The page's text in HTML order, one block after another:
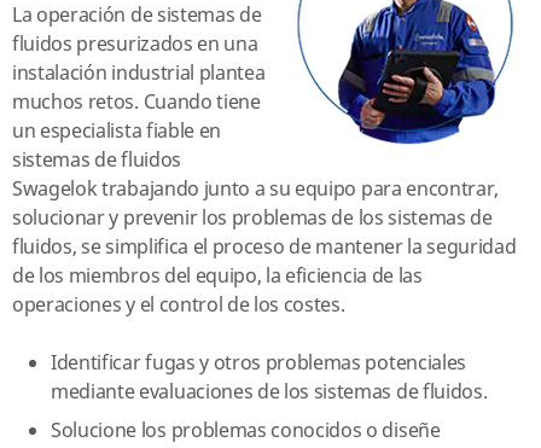
La operación de sistemas de
fluidos presurizados en una
instalación industrial plantea
muchos retos. Cuando tiene
un especialista fiable en
sistemas de fluidos
Swagelok trabajando junto a su equipo para encontrar,
solucionar y prevenir los problemas de los sistemas de
fluidos, se simplifica el proceso de mantener la seguridad
de los miembros del equipo, la eficiencia de las
operaciones y el control de los costes.
Identificar fugas y otros problemas potenciales
mediante evaluaciones de los sistemas de fluidos.
Solucione los problemas conocidos o diseñe